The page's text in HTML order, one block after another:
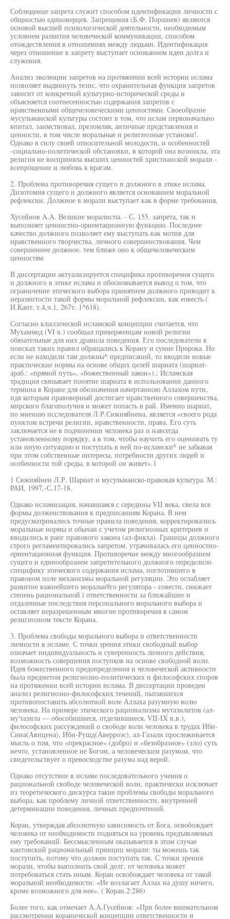
Соблюдение запрета служит способом идентификации личности с
общностью единоверцев. Запрещения (Б.Ф. Поршнев) являются
основой высшей психологической деятельности, необходимым
условием развития человеческой коммуникации, способом
отождествления в отношениях между людьми. Идентификация
через отношение к запрету выступает основанием идеи долга и
служения.
Анализ эволюции запретов на протяжении всей истории ислама
позволяет выдвинуть тезис, что охранительная функция запретов
зависит от конкретной культурно-исторической среды и
объясняется соотнесенностью содержания запретов с
нравственными общечеловеческими ценностями. Своеобразие
мусульманской культуры состоит в том, что ислам первоначально
впитал, заимствовал, преломляя, античные представления и
ценности, в том числе моральные и религиозные установи!.
Однако в силу своей относительной молодости, и особенностей
-социально-политической обстановки, в которой она возникла, эта
религия не восприняла высших ценностей христианской морали -
всепрощение и любовь к врагам.
2. Проблема противоречия сущего и должного в этике ислама.
Дихотомия сущего и должного является основанием моральной
рефлексии. Должное в морали выступает как в форме требования,
Хусейнов A.A. Великие моралисты. - С. 155. запрета, так и
выполняет ценностно-ориентационную функцию. Последнее
качество должного позволяет ему выступать как мотив для
нравственного творчества, личного совершенствования. Чем
совершеннее должное, тем ближе оно к общечеловеческим
ценностям.
В диссертации актуализируется специфика противоречия сущего
и должного в этике ислама и обосновывается вывод о том, что
ограничение этического выбора принятием должного приводит к
неразвитости такой формы моральной рефлексии, как еовесть.(
И.Кант, т.4,ч.1, 267т. 1^618).
Согласно классической исламской концепции считается, что
Мухаммед (VI в.) сообщал приверженцам новой религии
обязательные для них дравила поведения. Его последователи в
поисках таких правил обращались к Корану и сунне Пророка. Но
если не находили там должны^ предписаний, то вводили новые
практические нормы на основе общих целей шариата (шариат-
араб.: «прямой путь», «божественный закон»).; Исламская
традиция связывает понятие шариата в использовании данного
термина в Коране для обозначения начертанною Аллахом пути,
идя которым правоверный достигает нравственного совершенства,
мирского благополучия и может попасть в рай. Именно шариат,
по мнению исследователя Л.Р.Сюкияйнена, является «своего рода
пунктом встречи религии, нравственности, права. Его суть
заключается не в подчинении человека раз и навсегда
установленному порядку, а в том, чтобы научить его оценивать ту
или иную ситуацию и поступать в ней по-исламски^ не забывая
при этом собственные интересы, потребности других людей и
особенности той среды, в которой он живет».1
1 Сюкияйнен Л.Р. Шариат и мусульманско-правовая культура. М.:
РАИ, 1997,-С.17-18.
Однако исламизация, начавшаяся с середины VII века, свела все
формы долженствования к предписаниям Корана. В нем
предусматривались точные правила поведения, корректировались
моральные нормы и обычаи с учетом религиозных критериев и
вводились в ранг правового закона (ал-фикха). Границы должного
строго регламентировались запретом, утрачивалась его ценностно-
ориентационная функция. Противоречие между многообразием
сущего и единообразием запретительного должного определило
специфику этического содержания ислама, поглотившего в
правовом поле механизмы моральной регуляции. Это ослабляет
развитие важнейшего моральн9го регулятора - совести, снижает
степень рациональной i ответственности за ближайшие и
отдаленные последствия персонального морального выбора и
оставляет неразрешенным многие противоречия в самом
религиозном тексте Корана.
3. Проблема свободы морального выбора и ответственности
личности в исламе. С точки зрения этики свободный выбор
означает индивидуальность и суверенность личного действия,
возможность совершения поступков на основе свободной воли.
Идея божественного предопределения и человеческой активности
была предметом религиозно-политических и философских споров
на протяжении всей истории ислама. В диссертации проведен
анализ религиозно-философских течений, пытавшихся
противопоставить абсолютной воле Аллаха разумную волю
человека. На примере этического рационализма мутазилитов (ал-
му'тазила — обособишиеся, отделившиеся, VII-IX в.в.),
философских рассуждений о свободе воли человека в трудах Ибн-
Сина(Авицена), Ибн-Рушд(Аверроэс), ал-Газали прослеживается
мысль о том, что «прекрасное» (добро) и «безобразное» (зло) суть
нечто, установленное не Богом, а человеческим разумом, что
свидетельствует о превосходстве разума над верой.
Однако отсутствие в исламе последовательного учения о
рациональной свободе человеческой воли, практически исключает
из теоретического дискурса такие проблемы свободы морального
выбора, как проблему личной ответственности, внутренней
детерминации поведения, личных предпочтений.
Коран, утверждая абсолютную зависимость от Бога, освобождает
человека от необходимости подняться на уровень предъявляемых
ему требований. Бессмысленным оказывается в этом случае
кантовский рациональный принцип морали: ты можешь так
поступить, потому что должен поступать так. С точки зрения
морали, чтобы выполнить свой долг, от человека может
потребоваться стать иным. Коран освобождает человека от такой
моральной необходимости: «Не возлагает Аллах на душу ничего,
кроме возможного для нее». ( Коран.2:286)
Более того, как отмечает А.А.Гусейнов: «При более внимательном
рассмотрении коранической концепции ответственности и